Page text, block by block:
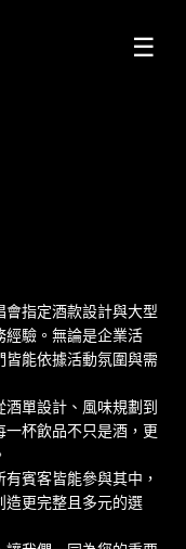
指定酒款設計與大型
經驗。無論是企業活
能依據活動氛圍與需
單設計、風味規劃到
杯飲品不只是酒，更
賓客皆能參與其中，
造更完整且多元的選